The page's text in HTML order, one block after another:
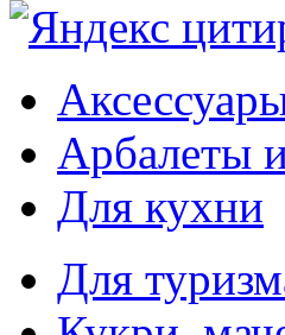
Арбалеты
Для кухни
Для